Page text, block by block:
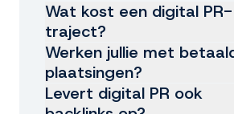
Wat kost een digital PR-
traject?
Trajecten zijn maatwerk.
doorgaans op
Werken jullie met
plaatsingen?
Onze focus ligt op
Levert digital PR ook